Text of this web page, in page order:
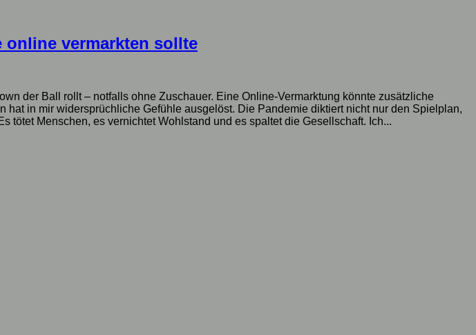
online vermarkten sollte
der Ball rollt – notfalls ohne Zuschauer. Eine Online-Vermarktung könnte zusätzliche
in mir widersprüchliche Gefühle ausgelöst. Die Pandemie diktiert nicht nur den Spielplan,
Menschen, es vernichtet Wohlstand und es spaltet die Gesellschaft. Ich...